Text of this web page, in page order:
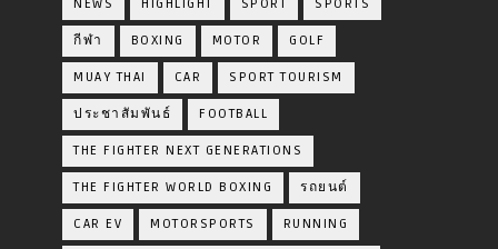
NEWS HIGHLIGHT SPORT SPORTS
กีฬา BOXING MOTOR GOLF
MUAY THAI CAR SPORT TOURISM
ประชาสัมพันธ์ FOOTBALL
THE FIGHTER NEXT GENERATIONS
THE FIGHTER WORLD BOXING รถยนต์
CAR EV MOTORSPORTS RUNNING